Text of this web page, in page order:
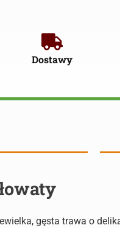
Dostawy
gęsta trawa o